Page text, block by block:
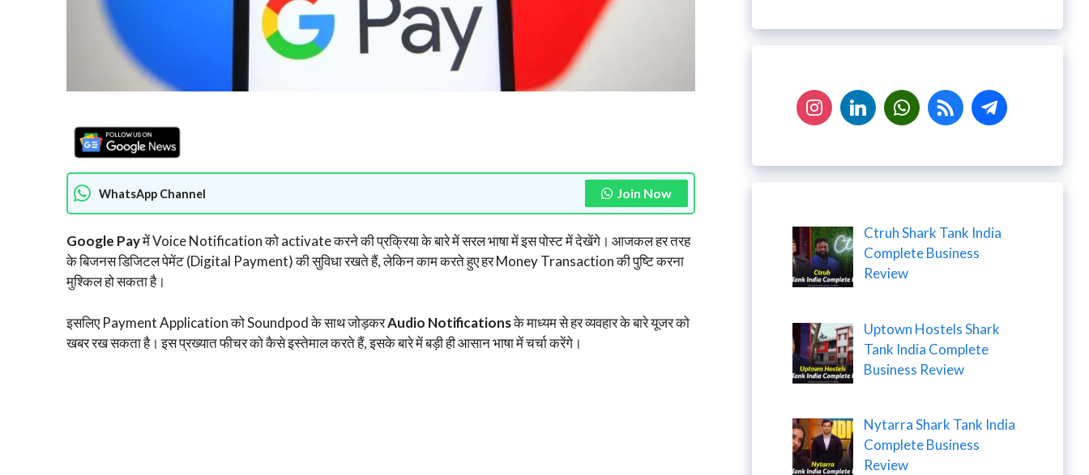
WhatsApp Channel Join Now
Google Payमें Voice Notification को activate करने की प्रक्रिया के बारे में सरल भाषा में इस पोस्ट में देखेंगे। आजकल हर तरह
के बिजनस डिजिटल पेमेंट (Digital Payment) की सुविधा रखते हैं, लेकिन काम करते हुए हर Money Transaction की पुष्टि करना
मुश्किल हो सकता है।
इसलिए Payment Application को Soundpod के साथ जोड़करAudio Notificationsके माध्यम से हर व्यवहार के बारे यूजर को
खबर रख सकता है। इस प्रख्यात फीचर को कैसे इस्तेमाल करते हैं, इसके बारे में बड़ी ही आसान भाषा में चर्चा करेंगे।
Ctruh Shark Tank India
Complete Business
Review
Uptown Hostels Shark
Tank India Complete
Business Review
Nytarra Shark Tank India
Complete Business
Review